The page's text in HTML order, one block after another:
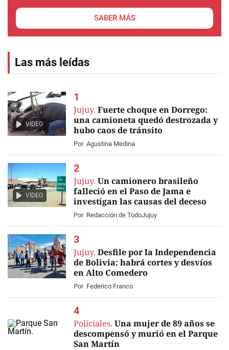
SABER MÁS
Las más leídas
VIDEO
Jujuy. Fuerte choque en Dorrego:
una camioneta quedó destrozada y
hubo caos de tránsito
Por Agustina Medina
VIDEO
Jujuy. Un camionero brasileño
falleció en el Paso de Jama e
investigan las causas del deceso
Por Redacción de TodoJujuy
Jujuy. Desfile por la Independencia
de Bolivia: habrá cortes y desvíos
en Alto Comedero
Por Federico Franco
Policiales. Una mujer de 89 años se
descompensó y murió en el Parque
San Martín